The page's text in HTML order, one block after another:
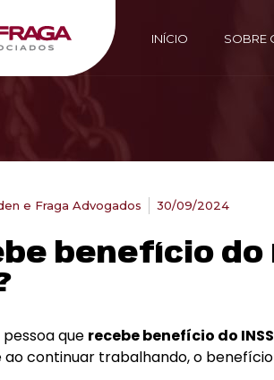
INÍCIO SOBRE
e Fraga Advogados 30/09/2024
benefício do
que recebe benefício do
continuar trabalhando, o